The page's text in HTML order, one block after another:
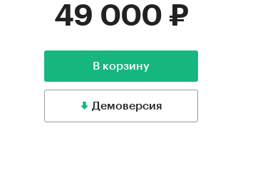
49 000 ₽
В корзину
Демоверсия